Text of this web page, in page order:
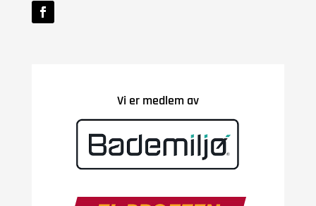
Vi er medlem av